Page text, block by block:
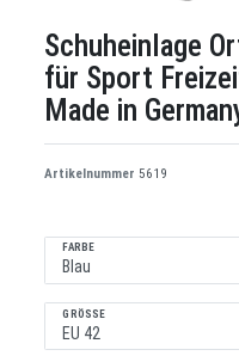
Schuheinlage
für Sport
Made in
Artikelnummer5619
FARBE
GRÖSSE